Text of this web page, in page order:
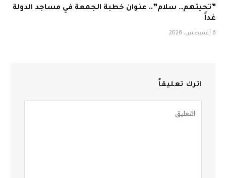
‏”تحيتهم… سلام”.. عنوان خطبة الجمعة في مساجد الدولة
غداً
6 أغسطس، 2026
اترك تعليقاً